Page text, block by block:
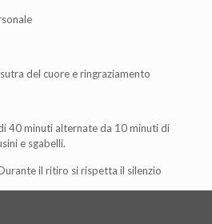
del cuore e ringraziamento
40 minuti alternate da 10 minuti di
e sgabelli.
il ritiro si rispetta il silenzio